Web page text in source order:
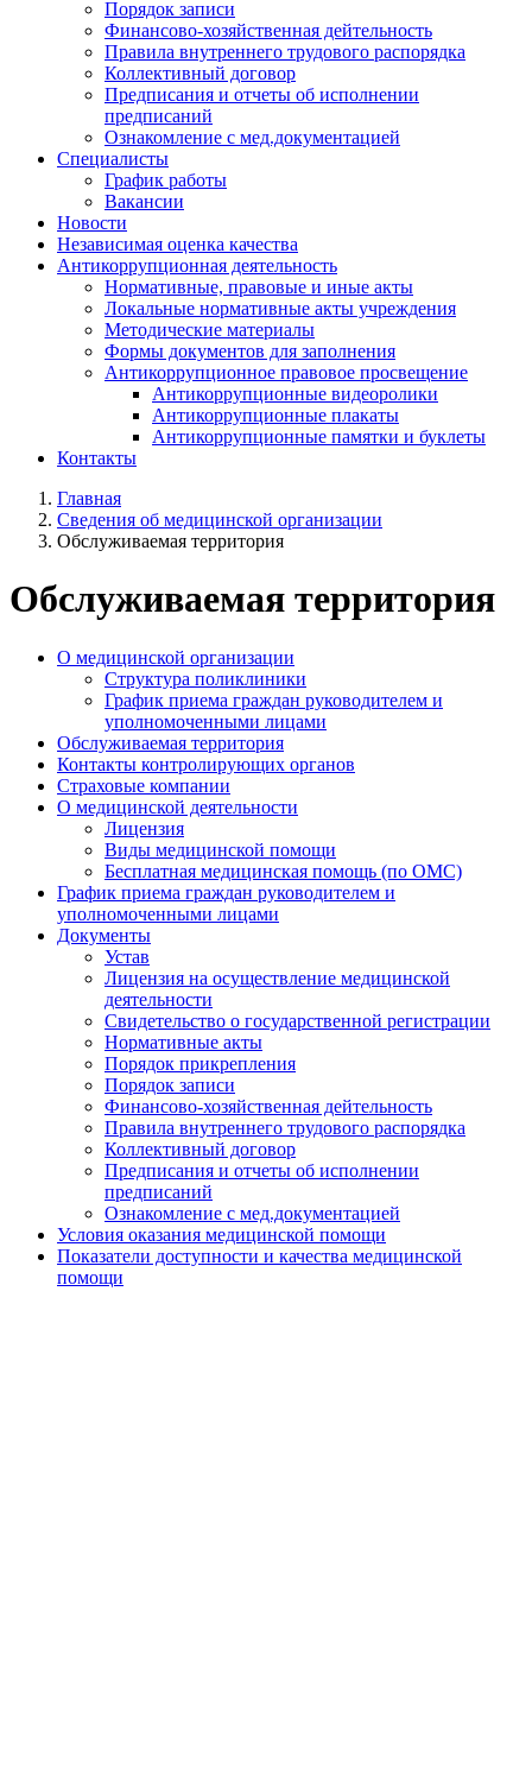
Порядок записи
Финансово-хозяйственная дейтельность
Правила внутреннего трудового распорядка
Коллективный договор
Предписания и отчеты об исполнении
предписаний
Ознакомление с мед.документацией
Специалисты
График работы
Вакансии
Новости
Независимая оценка качества
Антикоррупционная деятельность
Нормативные, правовые и иные акты
Локальные нормативные акты учреждения
Методические материалы
Формы документов для заполнения
Антикоррупционное правовое просвещение
Антикоррупционные видеоролики
Антикоррупционные плакаты
Антикоррупционные памятки и буклеты
Контакты
Главная
Сведения об медицинской организации
Обслуживаемая территория
Обслуживаемая территория
О медицинской организации
Структура поликлиники
График приема граждан руководителем и
уполномоченными лицами
Обслуживаемая территория
Контакты контролирующих органов
Страховые компании
О медицинской деятельности
Лицензия
Виды медицинской помощи
Бесплатная медицинская помощь (по ОМС)
График приема граждан руководителем и
уполномоченными лицами
Документы
Устав
Лицензия на осуществление медицинской
деятельности
Свидетельство о государственной регистрации
Нормативные акты
Порядок прикрепления
Порядок записи
Финансово-хозяйственная дейтельность
Правила внутреннего трудового распорядка
Коллективный договор
Предписания и отчеты об исполнении
предписаний
Ознакомление с мед.документацией
Условия оказания медицинской помощи
Показатели доступности и качества медицинской
помощи